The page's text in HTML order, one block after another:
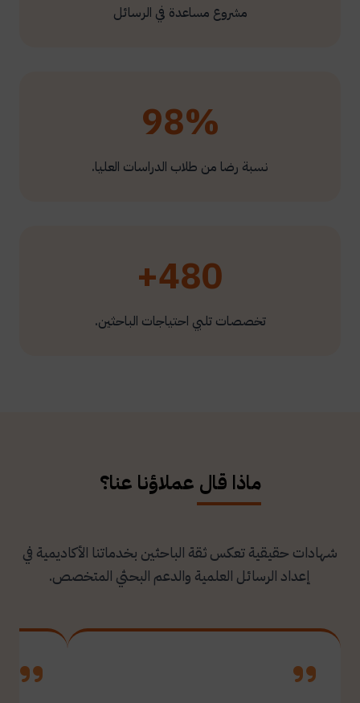
مشروع مساعدة في الرسائل
98%
نسبة رضا من طلاب الدراسات العليا.
480+
تخصصات تلبي احتياجات الباحثين.
ماذا قال عملاؤنا عنا؟
شهادات حقيقية تعكس ثقة الباحثين بخدماتنا الأكاديمية في
إعداد الرسائل العلمية والدعم البحثي المتخصص.